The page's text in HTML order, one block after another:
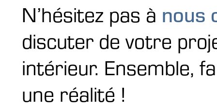
N’hésitez pas à nous
discuter de votre
intérieur. Ensemble,
une réalité !